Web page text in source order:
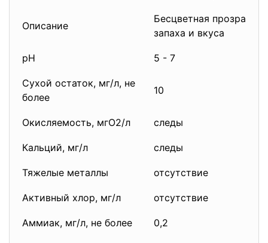
Описание
Бесцветная
запаха и вкуса
рН 5 - 7
Сухой остаток, мг/л, не
более
10
Окисляемость, мгО2/л следы
Кальций, мг/л следы
Тяжелые металлы отсутствие
Активный хлор, мг/л отсутствие
Аммиак, мг/л, не более 0,2